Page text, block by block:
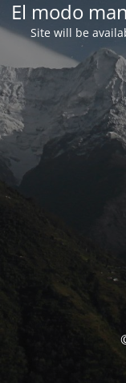
El modo
Site will be